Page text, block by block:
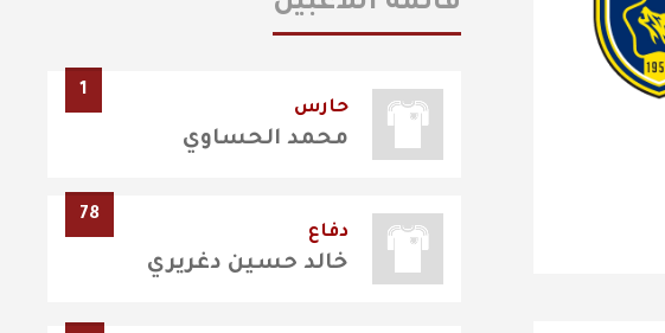
1
حارس
محمد الحساوي
78
دفاع
خالد حسين دغريري